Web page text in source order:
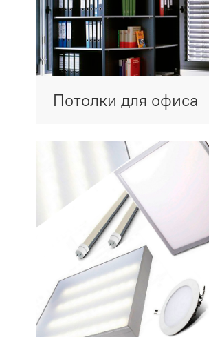
Потолки для офиса